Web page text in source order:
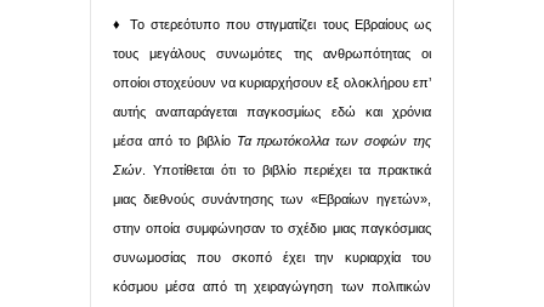
♦ Το στερεότυπο που στιγματίζει τους Εβραίους ως
τους μεγάλους συνωμότες της ανθρωπότητας οι
οποίοι στοχεύουν να κυριαρχήσουν εξ ολοκλήρου επ’
αυτής αναπαράγεται παγκοσμίως εδώ και χρόνια
μέσα από το βιβλίο Τα πρωτόκολλα των σοφών της
Σιών . Υποτίθεται ότι το βιβλίο περιέχει τα πρακτικά
μιας διεθνούς συνάντησης των «Εβραίων ηγετών»,
στην οποία συμφώνησαν το σχέδιο μιας παγκόσμιας
συνωμοσίας που σκοπό έχει την κυριαρχία του
κόσμου μέσα από τη χειραγώγηση των πολιτικών